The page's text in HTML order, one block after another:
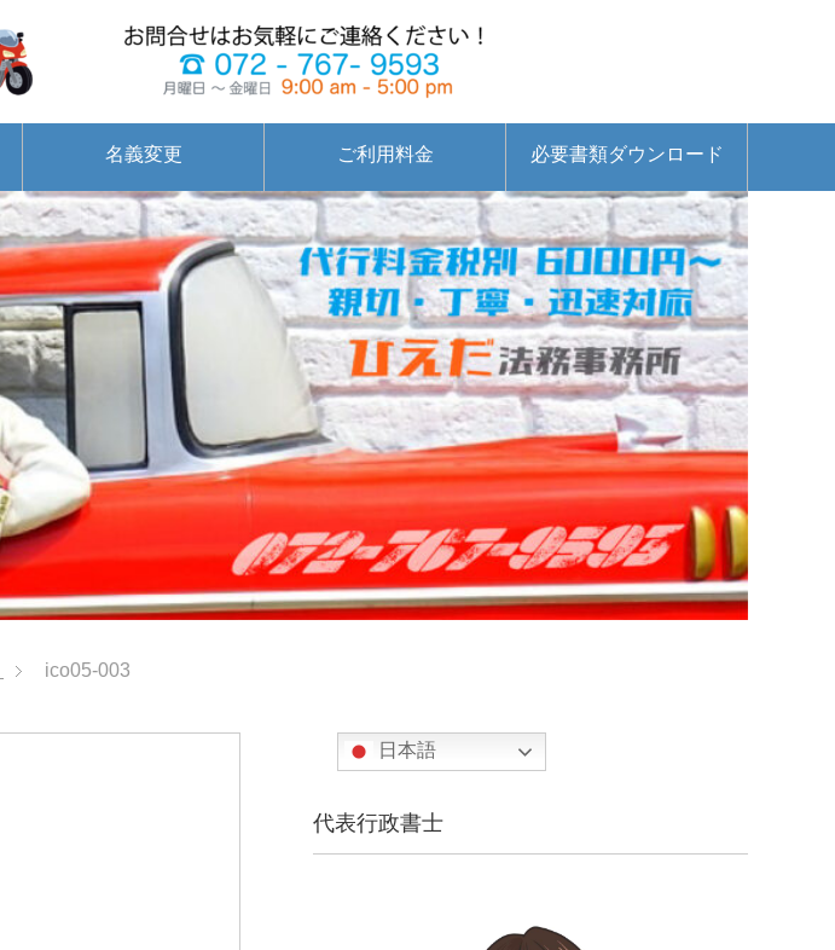
名義変更 ご利用料金 必要書類ダウンロード
ico05-003
日本語
代表行政書士